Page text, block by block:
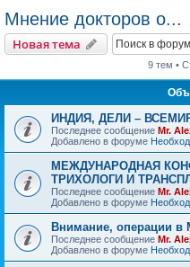
Мнение докторов о...
Новая тема
9 тем •
ИНДИЯ, ДЕЛИ –
Последнее сообщение Mr.
Добавлено в форуме
МЕЖДУНАРОДНАЯ
ТРИХОЛОГИ И
Последнее сообщение Mr.
Добавлено в форуме
Внимание, операции в
Последнее сообщение Mr.
Добавлено в форуме